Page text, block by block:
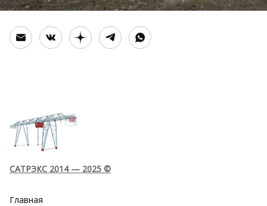
САТРЭКС 2014 — 2025 ©
Главная